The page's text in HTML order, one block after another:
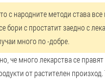
с народните методи става все
бори с простатит заедно с
много по -добре.
че много лекарства се
от растителен произход.